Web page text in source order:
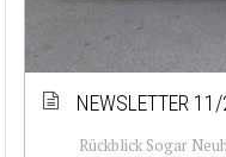
NEWSLETTER
Rückblick Sogar